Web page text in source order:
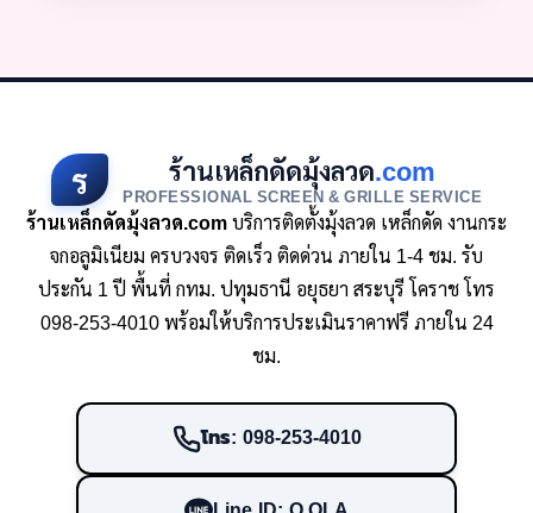
ร ร้านเหล็กดัดมุ้งลวด.com
PROFESSIONAL SCREEN & GRILLE SERVICE
ร้านเหล็กดัดมุ้งลวด.comบริการติดตั้งมุ้งลวด เหล็กดัด งานกระ
จกอลูมิเนียม ครบวงจร ติดเร็ว ติดด่วน ภายใน 1-4 ชม. รับ
ประกัน 1 ปี พื้นที่ กทม. ปทุมธานี อยุธยา สระบุรี โคราช โทร
098-253-4010 พร้อมให้บริการประเมินราคาฟรี ภายใน 24
ชม.
โทร: 098-253-4010